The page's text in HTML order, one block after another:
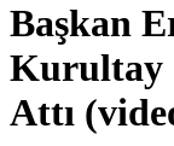
Başkan
Kurultay
Attı